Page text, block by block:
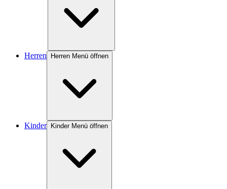
Herren Herren Menü öffnen
Kinder Kinder Menü öffnen